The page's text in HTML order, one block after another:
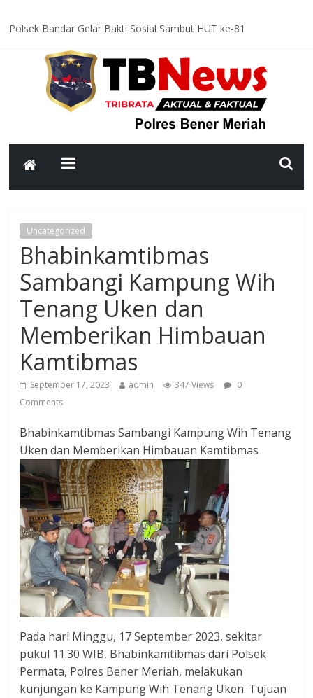
Polsek Bandar Gelar Bakti Sosial Sambut HUT ke-81
Satlantas Polres Bener Meriah Intensifkan Patroli Malam, Cegah
Balap Liar dan Tekan Angka Kecelakaan
Asah Kemampuan Personel, Polres Bener Meriah Gelar Latihan
Dalmas Tingkatkan Kesiapsiagaan Hadapi Gangguan Kamtibmas
Patroli Malam Polsek Wih Pesam Intensifkan Antisipasi
Ajak Warga Tingkatkan Kewaspadaan dan Jaga Kamtibmas
Uncategorized
Bhabinkamtibmas
Sambangi Kampung Wih
Tenang Uken dan
Memberikan Himbauan
Kamtibmas
September 17, 2023 admin 347 Views
0
Comments
Bhabinkamtibmas Sambangi Kampung Wih Tenang
Uken dan Memberikan Himbauan Kamtibmas
Pada hari Minggu, 17 September 2023, sekitar
pukul 11.30 WIB, Bhabinkamtibmas dari Polsek
Permata, Polres Bener Meriah, melakukan
kunjungan ke Kampung Wih Tenang Uken. Tujuan